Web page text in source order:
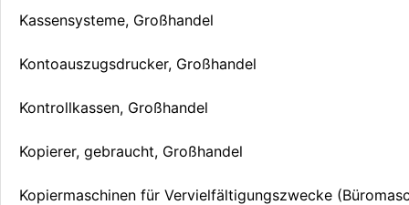
Kassensysteme, Großhandel
Kontoauszugsdrucker, Großhandel
Kontrollkassen, Großhandel
Kopierer, gebraucht, Großhandel
Kopiermaschinen für Vervielfältigungszwecke